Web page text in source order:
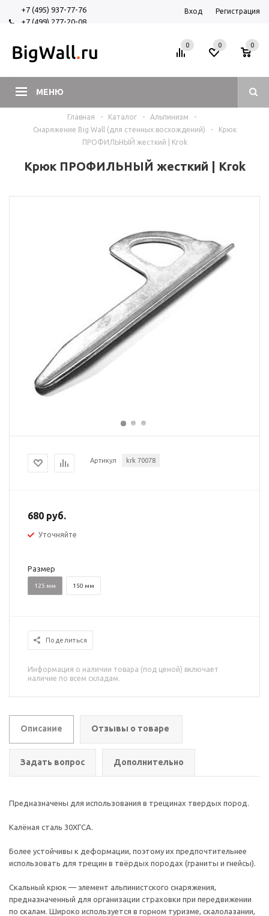
+7 (495) 937-77-76
+7 (499) 277-20-08
Вход Регистрация
МЕНЮ
0 0
0
Главная - Каталог - Альпинизм
-
Снаряжение Big Wall (для стенных восхождений)
-
Крюк
ПРОФИЛЬНЫЙ жесткий | Krok
Крюк ПРОФИЛЬНЫЙ жесткий | Krok
Артикул krk 70078
680 руб.
Уточняйте
Размер
125 мм 150 мм
Поделиться
Информация о наличии товара (под ценой) включает
наличие по всем складам.
Описание Отзывы о товаре
Задать вопрос Дополнительно
Предназначены для использования в трещинах твердых пород.
Калёная сталь 30ХГСА.
Более устойчивы к деформации, поэтому их предпочтительнее
использовать для трещин в твёрдых породах (граниты и гнейсы).
Скальный крюк — элемент альпинистского снаряжения,
предназначенный для организации страховки при передвижении
по скалам. Широко используется в горном туризме, скалолазании,